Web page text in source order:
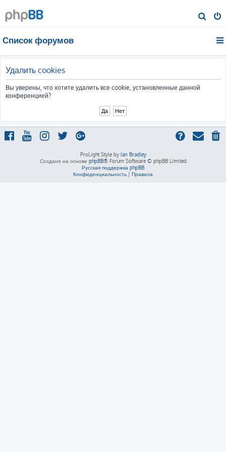
о
Список форумов
Удалить cookies
Вы уверены, что хотите удалить все cookie, установленные данной
конференцией?
ProLight Style by Ian Bradley
Создано на основе phpBB® Forum Software © phpBB Limited
Русская поддержка phpBB
Конфиденциальность | Правила